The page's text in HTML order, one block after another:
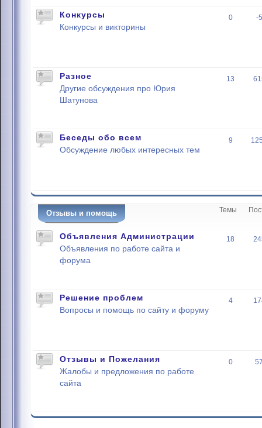
Конкурсы
Конкурсы и викторины
0 -
Разное
Другие обсуждения про Юрия
Шатунова
13
Беседы обо всем
Обсуждение любых интересных тем
9
Отзывы и помощь Темы
Объявления Администрации
Объявления по работе сайта и
форума
18
Решение проблем
Вопросы и помощь по сайту и форуму
4
Отзывы и Пожелания
Жалобы и предложения по работе
сайта
0